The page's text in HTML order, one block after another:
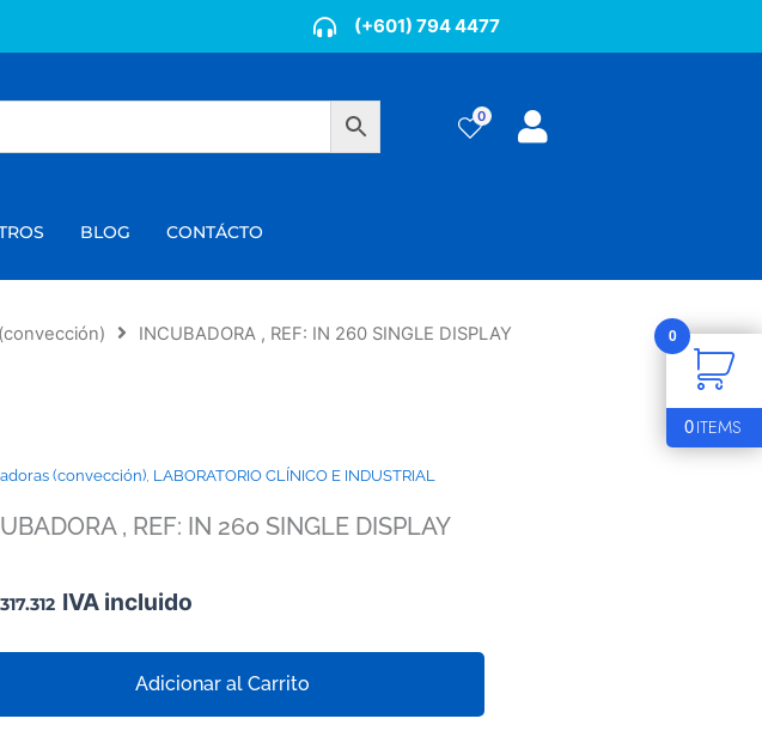
(+601) 794 4477
0
BLOG CONTÁCTO
INCUBADORA , REF: IN 260 SINGLE DISPLAY
(convección) LABORATORIO CLÍNICO E INDUSTRIAL
, REF: IN 260 SINGLE DISPLAY
IVA incluido
Adicionar al Carrito
0
0ITEMS